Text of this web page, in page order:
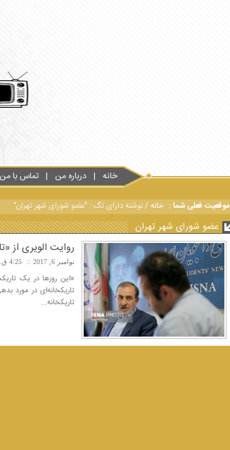
خانه درباره من تماس با من
موقعیت فعلی شما : خانه/نوشته دارای تگ : "عضو شورای شهر تهران"
عضو شورای شهر تهران
روایت الویری از
نوامبر 6, 2017 4:25 ق.ظ
«این روزها در یک
تاریکخانه‌ای در مورد
تاریکخانه...